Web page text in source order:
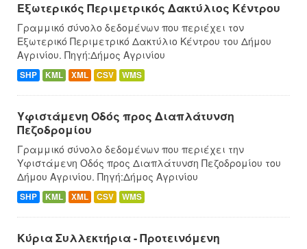
Εξωτερικός Περιμετρικός Δακτύλιος Κέντρου
Γραμμικό σύνολο δεδομένων που περιέχει τον
Εξωτερικό Περιμετρικό Δακτύλιο Κέντρου του Δήμου
Αγρινίου. Πηγή:Δήμος Αγρινίου
SHP KML XML CSV WMS
Υφιστάμενη Οδός προς Διαπλάτυνση
Πεζοδρομίου
Γραμμικό σύνολο δεδομένων που περιέχει την
Υφιστάμενη Οδός προς Διαπλάτυνση Πεζοδρομίου του
Δήμου Αγρινίου. Πηγή:Δήμος Αγρινίου
SHP KML XML CSV WMS
Κύρια Συλλεκτήρια - Προτεινόμενη